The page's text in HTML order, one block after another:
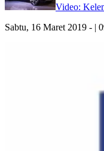
Video:
Sabtu, 16 Maret 2019 - |